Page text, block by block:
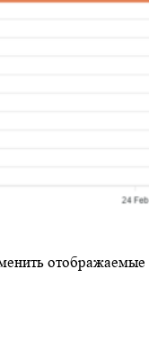
отображаемые